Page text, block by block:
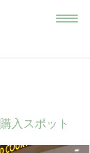
入スポット